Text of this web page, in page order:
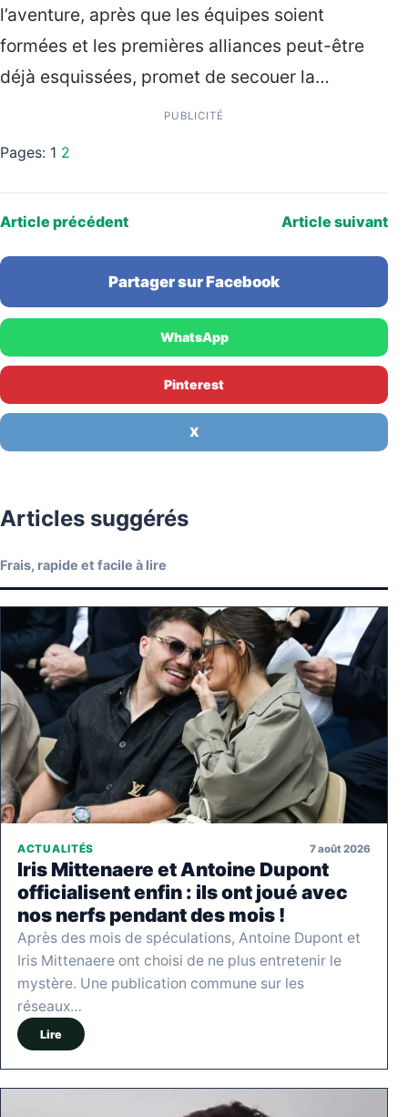
l’aventure, après que les équipes soient
formées et les premières alliances peut-être
déjà esquissées, promet de secouer la…
PUBLICITÉ
Pages: 1 2
Article précédent Article suivant
Partager sur Facebook
WhatsApp
Pinterest
X
Articles suggérés
Frais, rapide et facile à lire
ACTUALITÉS 7 août 2026
Iris Mittenaere et Antoine Dupont
officialisent enfin : ils ont joué avec
nos nerfs pendant des mois !
Après des mois de spéculations, Antoine Dupont et
Iris Mittenaere ont choisi de ne plus entretenir le
mystère. Une publication commune sur les
réseaux…
Lire